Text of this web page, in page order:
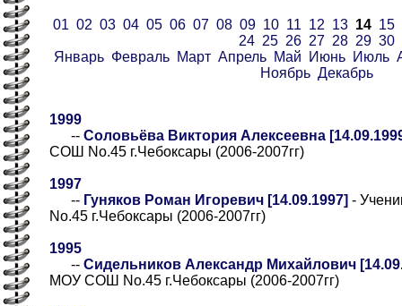
01 02 03 04 05 06 07 08 09 10 11 12 13 14 15
24 25 26 27 28 29 30
Январь Февраль Март Апрель Май Июнь Июль
Ноябрь Декабрь
1999
-- Соловьёва Виктория Алексеевна
СОШ No.45 г.Чебоксары (2006-2007гг)
1997
-- Гуняков Роман Игоревич [14.09.1997] -
No.45 г.Чебоксары (2006-2007гг)
1995
-- Сидельников Александр Михайлович
МОУ СОШ No.45 г.Чебоксары (2006-2007гг)